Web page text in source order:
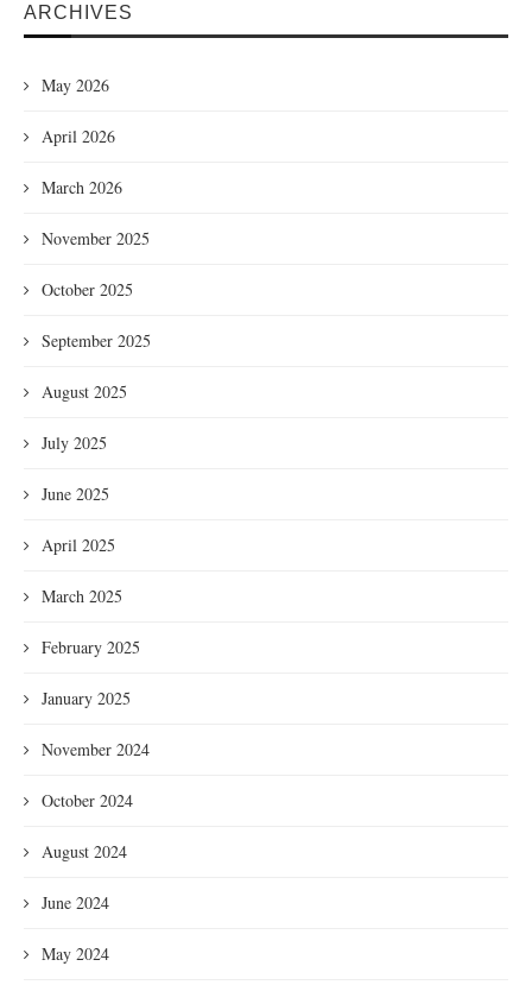
ARCHIVES
May 2026
April 2026
March 2026
November 2025
October 2025
September 2025
August 2025
July 2025
June 2025
April 2025
March 2025
February 2025
January 2025
November 2024
October 2024
August 2024
June 2024
May 2024